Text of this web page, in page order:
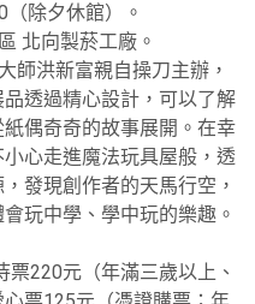
（除夕休館）。
北向製菸工廠。
師洪新富親自操刀主辦，
透過精心設計，可以了解
偶奇奇的故事展開。在幸
心走進魔法玩具屋般，透
發現創作者的天馬行空，
玩中學、學中玩的樂趣。
220元（年滿三歲以上、